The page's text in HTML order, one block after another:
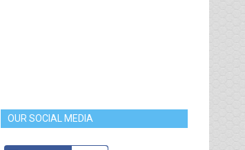
OUR SOCIAL MEDIA